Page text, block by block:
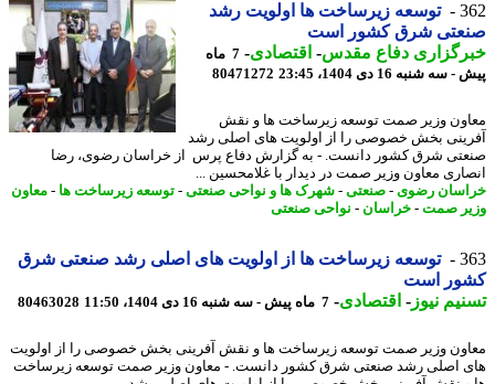
توسعه زیرساخت ها اولویت رشد
شرق کشور است
دفاع مقدس-اقتصادی- 7 ماه
شنبه 16 دی 1404، 23:45
80471272
وزیر صمت توسعه زیرساخت ها و نقش
بخش خصوصی را از اولویت های اصلی رشد
شرق کشور دانست. - به گزارش دفاع پرس از خراسان رضوی، رضا
معاون وزیر صمت در دیدار با غلامحسین ...
رضوی-صنعتی-شهرک ها و نواحی صنعتی-توسعه زیرساخت ها- معاون
صمت-خراسان-نواحی صنعتی
توسعه زیرساخت ها از اولویت های اصلی رشد صنعتی شرق
است
نیوز-اقتصادی-7 ماه پیش - سه شنبه 16 دی 1404، 11:50 80463028
وزیر صمت توسعه زیرساخت ها و نقش آفرینی بخش خصوصی را از اولویت
اصلی رشد صنعتی شرق کشور دانست. - معاون وزیر صمت توسعه زیرساخت